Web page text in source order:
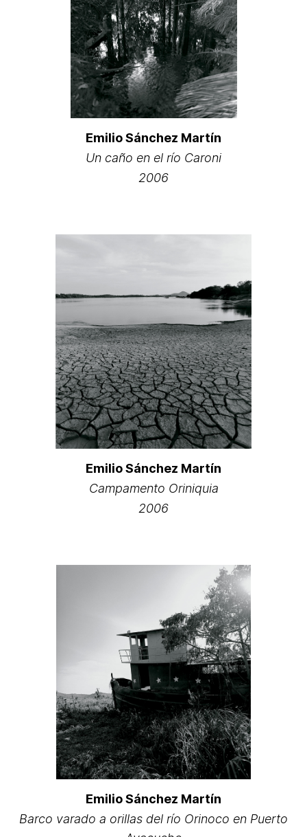
Emilio Sánchez Martín
Un caño en el río Caroni
2006
Emilio Sánchez Martín
Campamento Oriniquia
2006
Emilio Sánchez Martín
Barco varado a orillas del río Orinoco en Puerto